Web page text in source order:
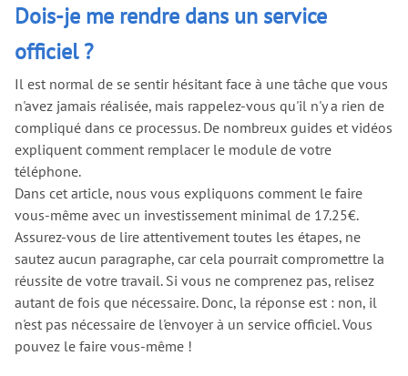
Dois-je me rendre dans un service
officiel ?
Il est normal de se sentir hésitant face à une tâche que vous
n'avez jamais réalisée, mais rappelez-vous qu'il n'y a rien de
compliqué dans ce processus. De nombreux guides et vidéos
expliquent comment remplacer le module de votre
téléphone.
Dans cet article, nous vous expliquons comment le faire
vous-même avec un investissement minimal de 17.25€.
Assurez-vous de lire attentivement toutes les étapes, ne
sautez aucun paragraphe, car cela pourrait compromettre la
réussite de votre travail. Si vous ne comprenez pas, relisez
autant de fois que nécessaire. Donc, la réponse est : non, il
n'est pas nécessaire de l'envoyer à un service officiel. Vous
pouvez le faire vous-même !